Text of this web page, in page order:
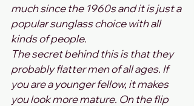
much since the 1960s and it is just a
popular sunglass choice with all
kinds of people.
The secret behind this is that they
probably flatter men of all ages. If
you are a younger fellow, it makes
you look more mature. On the flip